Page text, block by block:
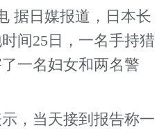
日媒报道，日本长
间25日，一名手持猎
一名妇女和两名警
当天接到报告称一